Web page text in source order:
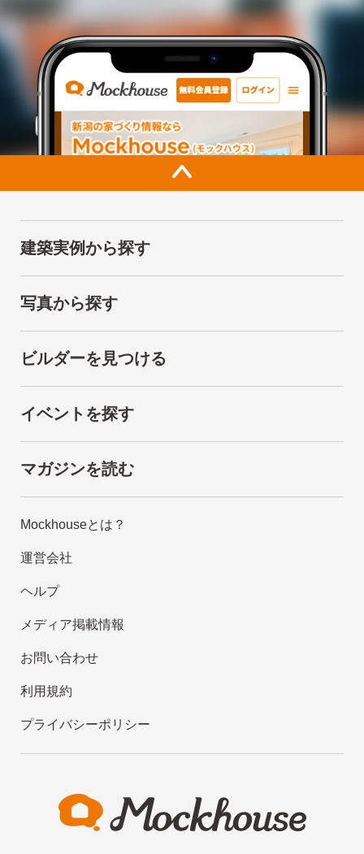
建築実例から探す
写真から探す
ビルダーを見つける
イベントを探す
マガジンを読む
Mockhouseとは？
運営会社
ヘルプ
メディア掲載情報
お問い合わせ
利用規約
プライバシーポリシー